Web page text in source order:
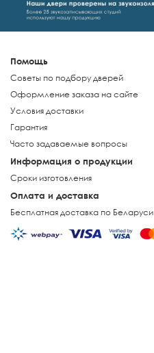
Помощь
Советы по подбору дверей
Оформление заказа на сайте
Условия доставки
Гарантия
Часто задаваемые вопросы
Информация о продукции
Сроки изготовления
Оплата и доставка
Бесплатная доставка по Беларуси